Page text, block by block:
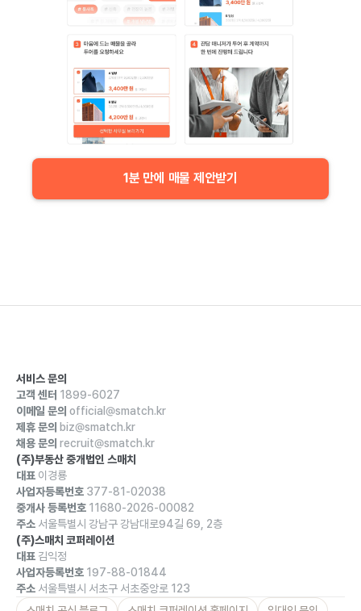
1분 만에 매물 제안받기
서비스 문의
고객 센터 1899-6027
이메일 문의 official@smatch.kr
제휴 문의 biz@smatch.kr
채용 문의 recruit@smatch.kr
(주)부동산 중개법인 스매치
대표 이경룡
사업자등록번호 377-81-02038
중개사 등록번호 11680-2026-00082
주소 서울특별시 강남구 강남대로94길 69, 2층
(주)스매치 코퍼레이션
대표 김익정
사업자등록번호 197-88-01844
주소 서울특별시 서초구 서초중앙로 123